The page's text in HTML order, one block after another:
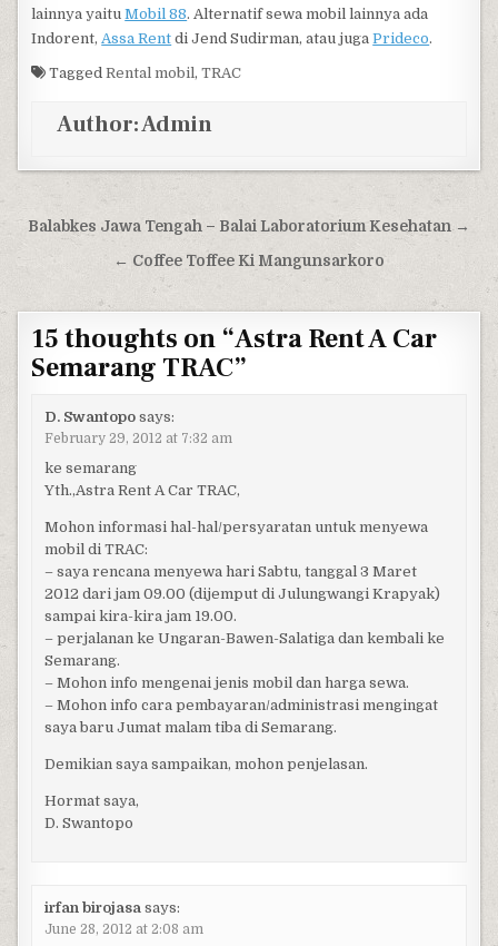
lainnya yaituMobil 88. Alternatif sewa mobil lainnya ada
Indorent,Assa Rent di Jend Sudirman, atau jugaPrideco.
TaggedRental mobil,TRAC
Author:Admin
Post navigation
Balabkes Jawa Tengah – Balai Laboratorium Kesehatan →
← Coffee Toffee Ki Mangunsarkoro
15 thoughts on “Astra Rent A Car
Semarang TRAC”
D. Swantopo says:
February 29, 2012 at 7:32 am
ke semarang
Yth.,Astra Rent A Car TRAC,
Mohon informasi hal-hal/persyaratan untuk menyewa
mobil di TRAC:
– saya rencana menyewa hari Sabtu, tanggal 3 Maret
2012 dari jam 09.00 (dijemput di Julungwangi Krapyak)
sampai kira-kira jam 19.00.
– perjalanan ke Ungaran-Bawen-Salatiga dan kembali ke
Semarang.
– Mohon info mengenai jenis mobil dan harga sewa.
– Mohon info cara pembayaran/administrasi mengingat
saya baru Jumat malam tiba di Semarang.
Demikian saya sampaikan, mohon penjelasan.
Hormat saya,
D. Swantopo
irfan birojasa says:
June 28, 2012 at 2:08 am